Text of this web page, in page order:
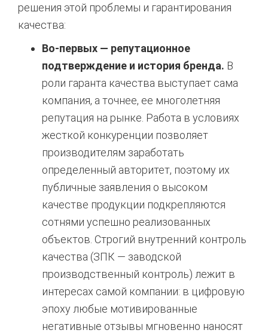
решения этой проблемы и гарантирования
качества:
Во-первых — репутационное
подтверждение и история бренда. В
роли гаранта качества выступает сама
компания, а точнее, ее многолетняя
репутация на рынке. Работа в условиях
жесткой конкуренции позволяет
производителям заработать
определенный авторитет, поэтому их
публичные заявления о высоком
качестве продукции подкрепляются
сотнями успешно реализованных
объектов. Строгий внутренний контроль
качества (ЗПК — заводской
производственный контроль) лежит в
интересах самой компании: в цифровую
эпоху любые мотивированные
негативные отзывы мгновенно наносят